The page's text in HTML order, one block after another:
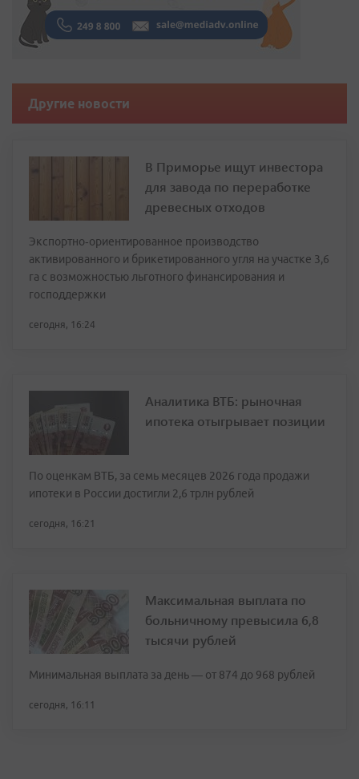
Другие новости
В Приморье ищут инвестора
для завода по переработке
древесных отходов
Экспортно‑ориентированное производство
активированного и брикетированного угля на участке 3,6
га с возможностью льготного финансирования и
господдержки
сегодня, 16:24
Аналитика ВТБ: рыночная
ипотека отыгрывает позиции
По оценкам ВТБ, за семь месяцев 2026 года продажи
ипотеки в России достигли 2,6 трлн рублей
сегодня, 16:21
Максимальная выплата по
больничному превысила 6,8
тысячи рублей
Минимальная выплата за день — от 874 до 968 рублей
сегодня, 16:11